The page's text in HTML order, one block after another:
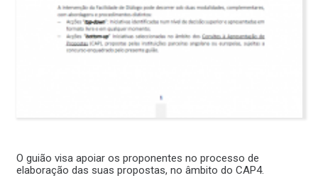
O guião visa apoiar os proponentes no processo de
elaboração das suas propostas, no âmbito do CAP4.